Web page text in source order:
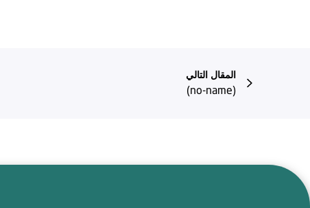
المقال التالي
(no-name)